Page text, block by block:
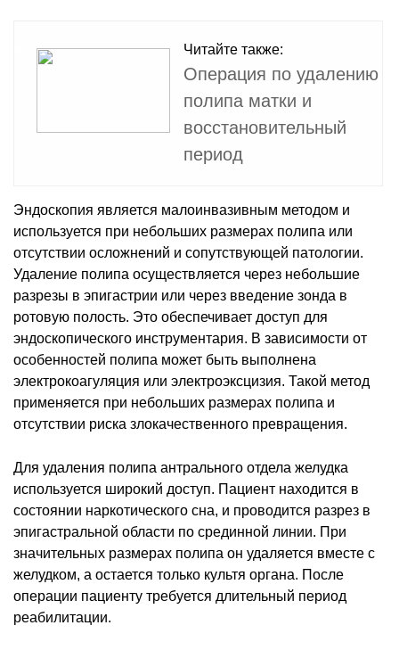
Читайте также:
Операция по удалению
полипа матки и
восстановительный
период
Эндоскопия является малоинвазивным методом и
используется при небольших размерах полипа или
отсутствии осложнений и сопутствующей патологии.
Удаление полипа осуществляется через небольшие
разрезы в эпигастрии или через введение зонда в
ротовую полость. Это обеспечивает доступ для
эндоскопического инструментария. В зависимости от
особенностей полипа может быть выполнена
электрокоагуляция или электроэксцизия. Такой метод
применяется при небольших размерах полипа и
отсутствии риска злокачественного превращения.
Для удаления полипа антрального отдела желудка
используется широкий доступ. Пациент находится в
состоянии наркотического сна, и проводится разрез в
эпигастральной области по срединной линии. При
значительных размерах полипа он удаляется вместе с
желудком, а остается только культя органа. После
операции пациенту требуется длительный период
реабилитации.